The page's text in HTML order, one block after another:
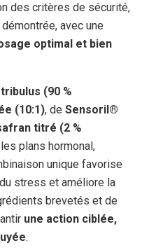
des critères de sécurité,
avec une
optimal et bien
tribulus (90 %
(10:1), de Sensoril®
titré (2 %
plans hormonal,
unique favorise
stress et améliore la
brevetés et de
une action ciblée,
.